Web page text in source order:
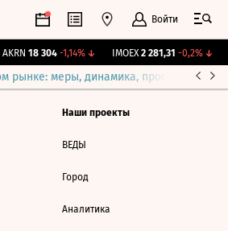
Войти
AKRN 18 304 -1,14%↓ IMOEX 2 281,31 -0,2%↓
рынке: меры, динамика, прогнозы
Наши проекты
ВЕДЫ
Город
Аналитика